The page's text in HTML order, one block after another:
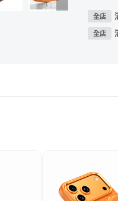
全店
全店